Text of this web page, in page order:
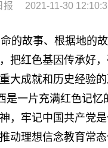
报 2021-11-30
的故事、根据地的
把红色基因传承好
大成就和历史经验
是一片充满红色记
，牢记中国共产党
动理想信念教育常